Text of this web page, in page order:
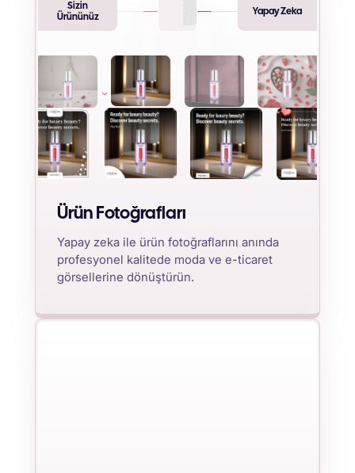
Sizin
Ürününüz
Yapay Zeka
Ürün Fotoğrafları
Yapay zeka ile ürün fotoğraflarını anında
profesyonel kalitede moda ve e-ticaret
görsellerine dönüştürün.